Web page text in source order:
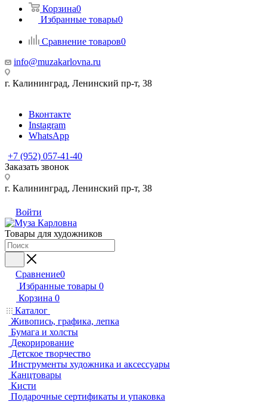
Корзина0
Избранные товары0
Сравнение товаров0
info@muzakarlovna.ru
г. Калининград, Ленинский пр-т, 38
Вконтакте
Instagram
WhatsApp
+7 (952) 057-41-40
Заказать звонок
г. Калининград, Ленинский пр-т, 38
Войти
Товары для художников
Сравнение0
Избранные товары 0
Корзина 0
Каталог
Живопись, графика, лепка
Бумага и холсты
Декорирование
Детское творчество
Инструменты художника и аксессуары
Канцтовары
Кисти
Подарочные сертификаты и упаковка